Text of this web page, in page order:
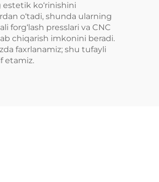
estetik ko‘rinishini
o‘tadi, shunda ularning
forg‘lash presslari va CNC
chiqarish imkonini beradi.
faxrlanamiz; shu tufayli
etamiz.